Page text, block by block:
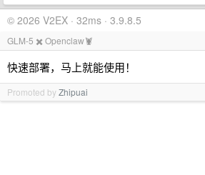
© 2026 V2EX · 32ms · 3.9.8.5
GLM-5 ✖️ Openclaw🦞
快速部署，马上就能使用！
Promoted byZhipuai